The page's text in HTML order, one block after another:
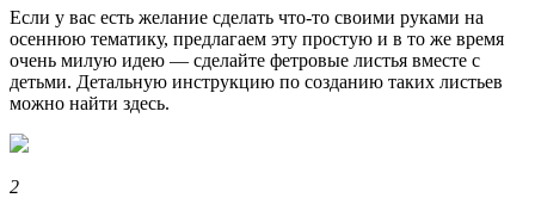
Если у вас есть желание сделать что-то своими руками на
осеннюю тематику, предлагаем эту простую и в то же время
очень милую идею — сделайте фетровые листья вместе с
детьми. Детальную инструкцию по созданию таких листьев
можно найти здесь.
2